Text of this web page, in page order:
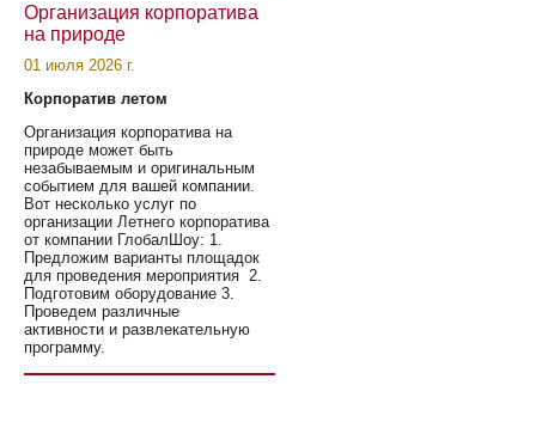
Организация корпоратива
на природе
01 июля 2026 г.
Корпоратив летом
Организация корпоратива на
природе может быть
незабываемым и оригинальным
событием для вашей компании.
Вот несколько услуг по
организации Летнего корпоратива
от компании ГлобалШоу: 1.
Предложим варианты площадок
для проведения мероприятия 2.
Подготовим оборудование 3.
Проведем различные
активности и развлекательную
программу.